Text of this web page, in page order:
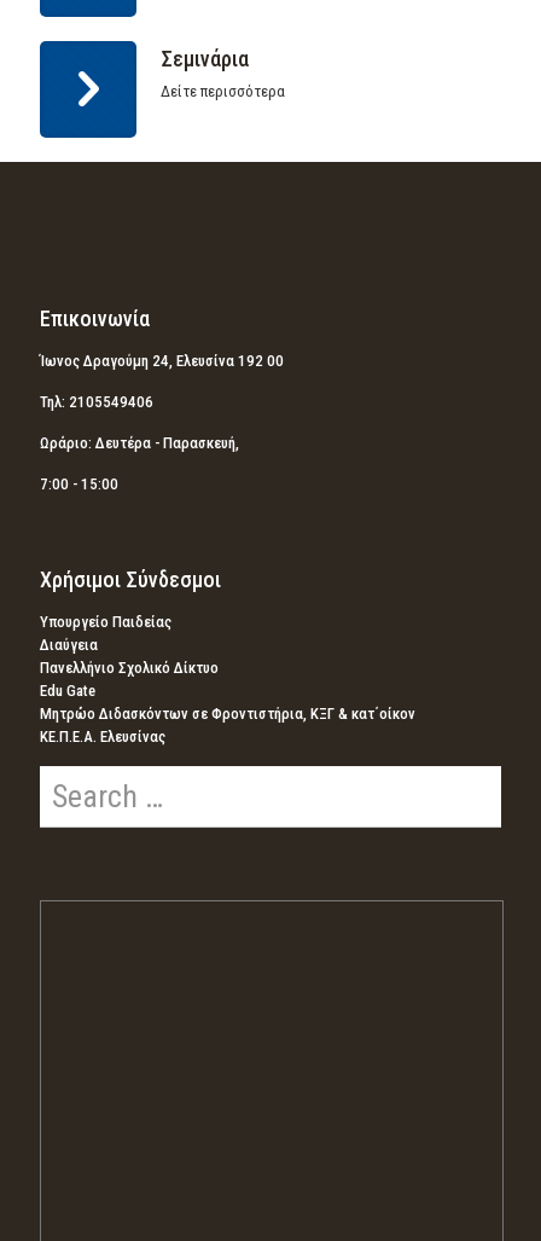
Σεμινάρια
Δείτε περισσότερα
Επικοινωνία
Ίωνος Δραγούμη 24, Ελευσίνα 192 00
Τηλ: 2105549406
Ωράριο: Δευτέρα - Παρασκευή,
7:00 - 15:00
Χρήσιμοι Σύνδεσμοι
Υπουργείο Παιδείας
Διαύγεια
Πανελλήνιο Σχολικό Δίκτυο
Edu Gate
Μητρώο Διδασκόντων σε Φροντιστήρια, ΚΞΓ & κατ΄οίκον
ΚΕ.Π.Ε.Α. Ελευσίνας